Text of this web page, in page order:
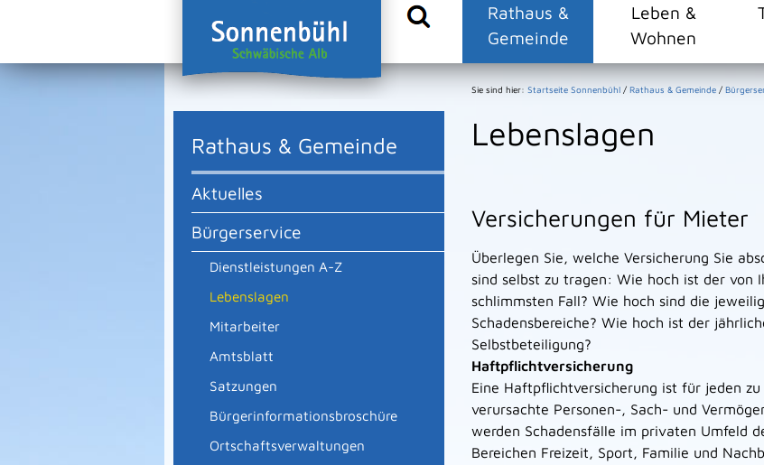
Rathaus &
Gemeinde
Leben &
Wohnen
Rathaus & Gemeinde
Aktuelles
Bürgerservice
Dienstleistungen A-Z
Lebenslagen
Mitarbeiter
Amtsblatt
Satzungen
Bürgerinformationsbroschüre
Ortschaftsverwaltungen
Sie sind hier: Startseite Sonnenbühl / Rathaus & Gemeinde /
Lebenslagen
Versicherungen für Mieter
Überlegen Sie, welche Versicherung Sie
sind selbst zu tragen: Wie hoch ist der von
schlimmsten Fall? Wie hoch sind die
Schadensbereiche? Wie hoch ist der
Selbstbeteiligung?
Haftpflichtversicherung
Eine Haftpflichtversicherung ist für jeden
verursachte Personen-, Sach- und
werden Schadensfälle im privaten Umfeld
Bereichen Freizeit, Sport, Familie und